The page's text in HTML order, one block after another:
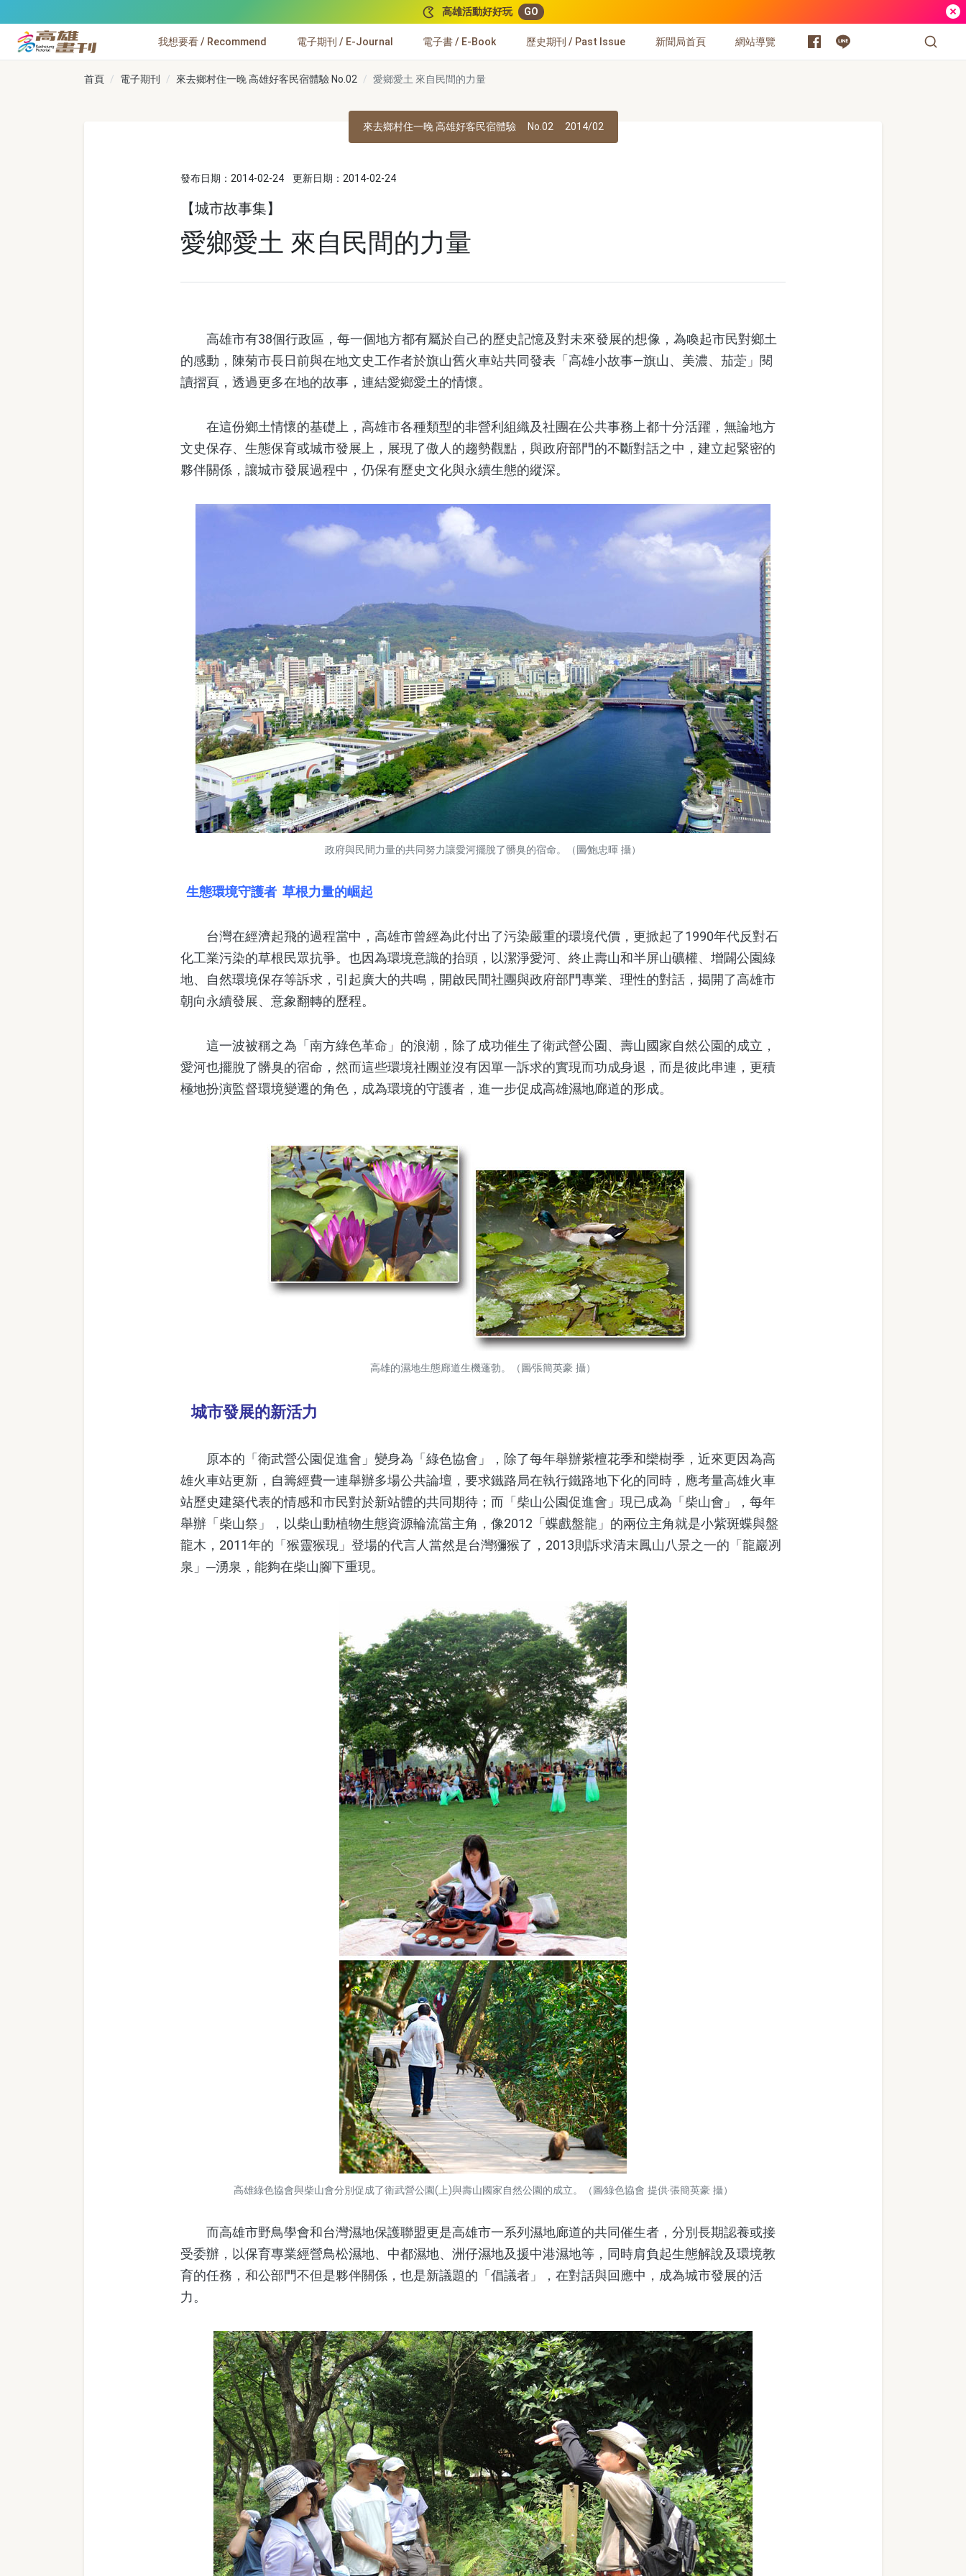
高雄活動好好玩 GO
高雄畫刊
我想要看 / Recommend 電子期刊 / E-Journal 電子書 / E-Book 歷史期刊 / Past Issue 新聞局首頁 網站導覽
首頁 電子期刊 來去鄉村住一晚 高雄好客民宿體驗 No.02 愛鄉愛土 來自民間的力量
來去鄉村住一晚 高雄好客民宿體驗 No.02 2014/02
發布日期：2014-02-24 更新日期：2014-02-24
【城市故事集】
愛鄉愛土 來自民間的力量
高雄市有38個行政區，每一個地方都有屬於自己的歷史記憶及對未來發展的想像，為喚起市民對鄉土
的感動，陳菊市長日前與在地文史工作者於旗山舊火車站共同發表「高雄小故事—旗山、美濃、茄萣」閱
讀摺頁，透過更多在地的故事，連結愛鄉愛土的情懷。
在這份鄉土情懷的基礎上，高雄市各種類型的非營利組織及社團在公共事務上都十分活躍，無論地方
文史保存、生態保育或城市發展上，展現了傲人的趨勢觀點，與政府部門的不斷對話之中，建立起緊密的
夥伴關係，讓城市發展過程中，仍保有歷史文化與永續生態的縱深。
政府與民間力量的共同努力讓愛河擺脫了髒臭的宿命。（圖∕鮑忠暉 攝）
生態環境守護者 草根力量的崛起
台灣在經濟起飛的過程當中，高雄市曾經為此付出了污染嚴重的環境代價，更掀起了1990年代反對石
化工業污染的草根民眾抗爭。也因為環境意識的抬頭，以潔淨愛河、終止壽山和半屏山礦權、增闢公園綠
地、自然環境保存等訴求，引起廣大的共鳴，開啟民間社團與政府部門專業、理性的對話，揭開了高雄市
朝向永續發展、意象翻轉的歷程。
這一波被稱之為「南方綠色革命」的浪潮，除了成功催生了衛武營公園、壽山國家自然公園的成立，
愛河也擺脫了髒臭的宿命，然而這些環境社團並沒有因單一訴求的實現而功成身退，而是彼此串連，更積
極地扮演監督環境變遷的角色，成為環境的守護者，進一步促成高雄濕地廊道的形成。
高雄的濕地生態廊道生機蓬勃。（圖∕張簡英豪 攝）
城市發展的新活力
原本的「衛武營公園促進會」變身為「綠色協會」，除了每年舉辦紫檀花季和欒樹季，近來更因為高
雄火車站更新，自籌經費一連舉辦多場公共論壇，要求鐵路局在執行鐵路地下化的同時，應考量高雄火車
站歷史建築代表的情感和市民對於新站體的共同期待；而「柴山公園促進會」現已成為「柴山會」，每年
舉辦「柴山祭」，以柴山動植物生態資源輪流當主角，像2012「蝶戲盤龍」的兩位主角就是小紫斑蝶與盤
龍木，2011年的「猴靈猴現」登場的代言人當然是台灣獼猴了，2013則訴求清末鳳山八景之一的「龍巖冽
泉」─湧泉，能夠在柴山腳下重現。
高雄綠色協會與柴山會分別促成了衛武營公園(上)與壽山國家自然公園的成立。（圖∕綠色協會 提供‧張簡英豪 攝）
而高雄市野鳥學會和台灣濕地保護聯盟更是高雄市一系列濕地廊道的共同催生者，分別長期認養或接
受委辦，以保育專業經營鳥松濕地、中都濕地、洲仔濕地及援中港濕地等，同時肩負起生態解說及環境教
育的任務，和公部門不但是夥伴關係，也是新議題的「倡議者」，在對話與回應中，成為城市發展的活
力。